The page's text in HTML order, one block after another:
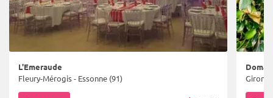
L'Emeraude
Fleury-Mérogis - Essonne (91)